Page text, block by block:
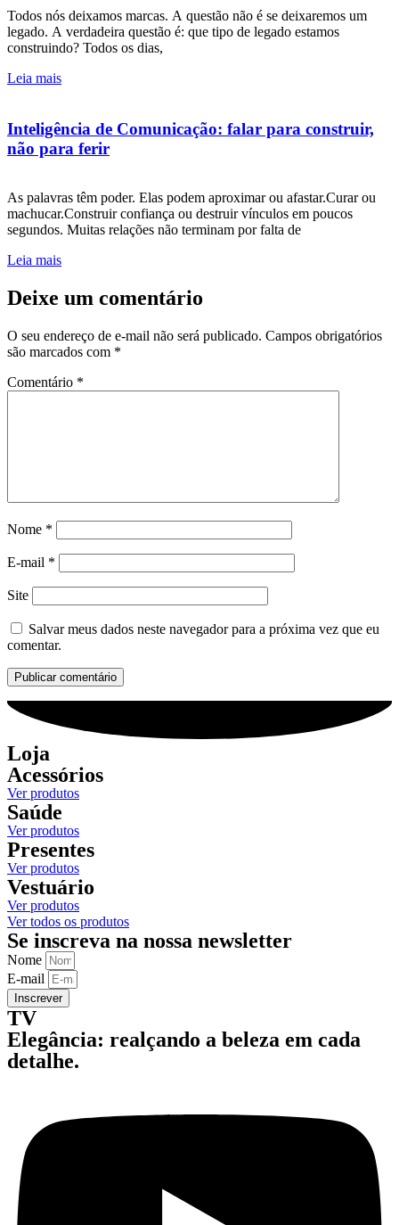
Todos nós deixamos marcas. A questão não é se deixaremos um
legado. A verdadeira questão é: que tipo de legado estamos
construindo? Todos os dias,
Leia mais
Inteligência de Comunicação: falar para construir,
não para ferir
As palavras têm poder. Elas podem aproximar ou afastar.Curar ou
machucar.Construir confiança ou destruir vínculos em poucos
segundos. Muitas relações não terminam por falta de
Leia mais
Deixe um comentário
O seu endereço de e-mail não será publicado. Campos obrigatórios
são marcados com *
Comentário *
Nome *
E-mail *
Site
Salvar meus dados neste navegador para a próxima vez que eu
comentar.
Loja
Acessórios
Ver produtos
Saúde
Ver produtos
Presentes
Ver produtos
Vestuário
Ver produtos
Ver todos os produtos
Se inscreva na nossa newsletter
Nome
E-mail
Inscrever
TV
Elegância: realçando a beleza em cada
detalhe.